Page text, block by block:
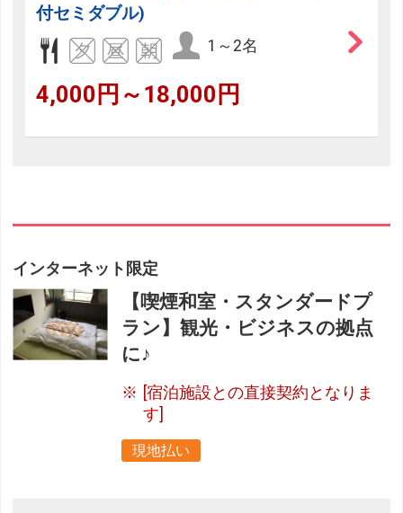
付セミダブル)
1～2名
4,000円～18,000円
インターネット限定
【喫煙和室・スタンダードプ
ラン】観光・ビジネスの拠点
に♪
[宿泊施設との直接契約となりま
す]
現地払い